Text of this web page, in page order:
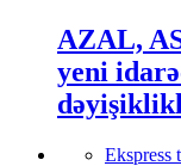
AZAL,
yeni
Ekspress